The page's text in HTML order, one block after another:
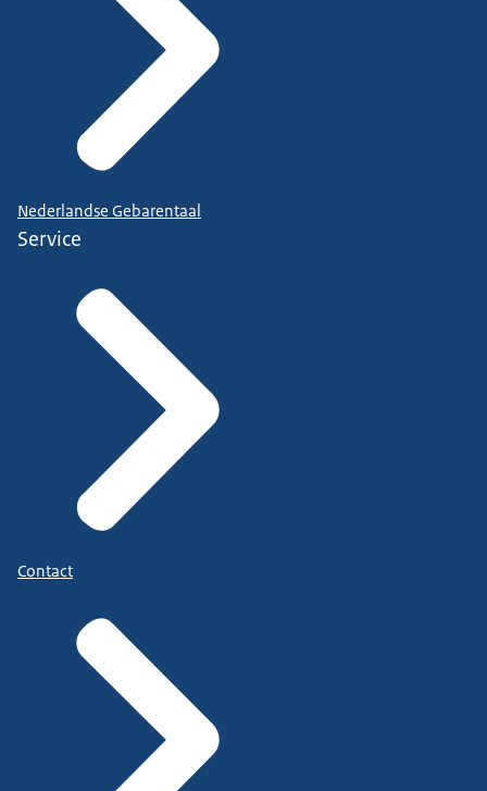
Nederlandse Gebarentaal
Service
Contact